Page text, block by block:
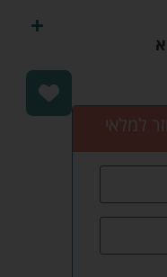
למלאי